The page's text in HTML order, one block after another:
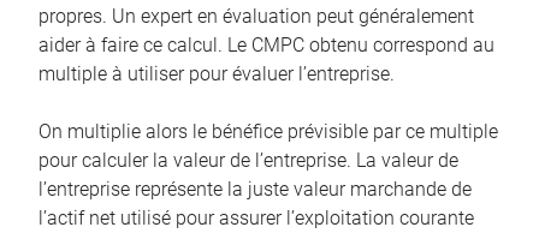
propres. Un expert en évaluation peut généralement
aider à faire ce calcul. Le CMPC obtenu correspond au
multiple à utiliser pour évaluer l’entreprise.
On multiplie alors le bénéfice prévisible par ce multiple
pour calculer la valeur de l’entreprise. La valeur de
l’entreprise représente la juste valeur marchande de
l’actif net utilisé pour assurer l’exploitation courante